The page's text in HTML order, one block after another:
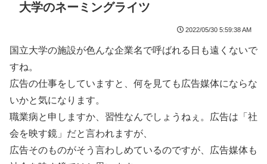
大学のネーミングライツ
2022/05/30 5:59:38 AM
国立大学の施設が色んな企業名で呼ばれる日も遠くないで
すね。
広告の仕事をしていますと、何を見ても広告媒体にならな
いかと気になります。
職業病と申しますか、習性なんでしょうねぇ。広告は「社
会を映す鏡」だと言われますが、
広告そのものがそう言わしめているのですが、広告媒体も